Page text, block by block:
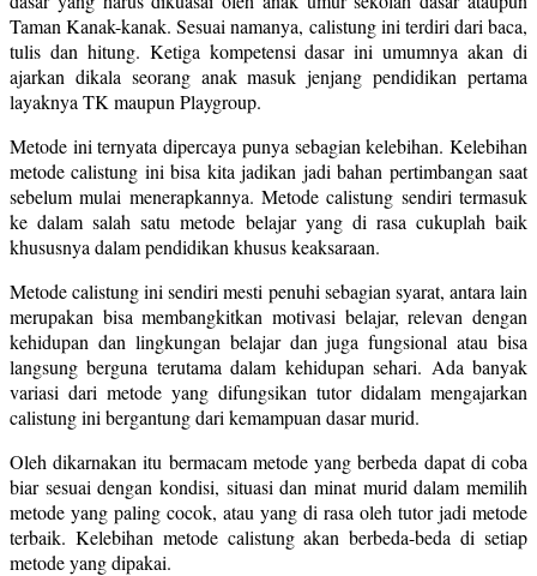
Taman Kanak-kanak. Sesuai namanya, calistung ini terdiri dari baca,
tulis dan hitung. Ketiga kompetensi dasar ini umumnya akan di
ajarkan dikala seorang anak masuk jenjang pendidikan pertama
layaknya TK maupun Playgroup.
Metode ini ternyata dipercaya punya sebagian kelebihan. Kelebihan
metode calistung ini bisa kita jadikan jadi bahan pertimbangan saat
sebelum mulai menerapkannya. Metode calistung sendiri termasuk
ke dalam salah satu metode belajar yang di rasa cukuplah baik
khususnya dalam pendidikan khusus keaksaraan.
Metode calistung ini sendiri mesti penuhi sebagian syarat, antara lain
merupakan bisa membangkitkan motivasi belajar, relevan dengan
kehidupan dan lingkungan belajar dan juga fungsional atau bisa
langsung berguna terutama dalam kehidupan sehari. Ada banyak
variasi dari metode yang difungsikan tutor didalam mengajarkan
calistung ini bergantung dari kemampuan dasar murid.
Oleh dikarnakan itu bermacam metode yang berbeda dapat di coba
biar sesuai dengan kondisi, situasi dan minat murid dalam memilih
metode yang paling cocok, atau yang di rasa oleh tutor jadi metode
terbaik. Kelebihan metode calistung akan berbeda-beda di setiap
metode yang dipakai.